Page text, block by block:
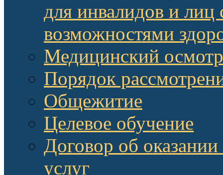
для инвалидов и
возможностями
Медицинский осмотр
Порядок
Общежитие
Целевое обучение
Договор об
услуг